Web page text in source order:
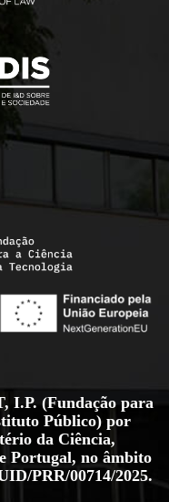
I.P. (Fundação para
Público) por
da Ciência,
Portugal, no âmbito
PRR/00714/2025.